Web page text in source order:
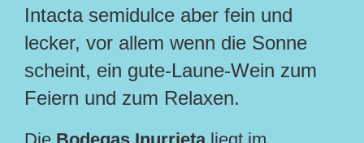
Intacta semidulce aber fein und
lecker, vor allem wenn die Sonne
scheint, ein gute-Laune-Wein zum
Feiern und zum Relaxen.